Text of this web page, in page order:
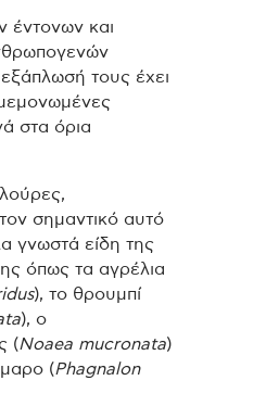
και
τους έχει
μεμονωμένες
στα όρια
σημαντικό αυτό
γνωστά είδη της
όπως τα αγρέλια
), το θρουμπί
), ο
(Noaea mucronata)
(Phagnalon